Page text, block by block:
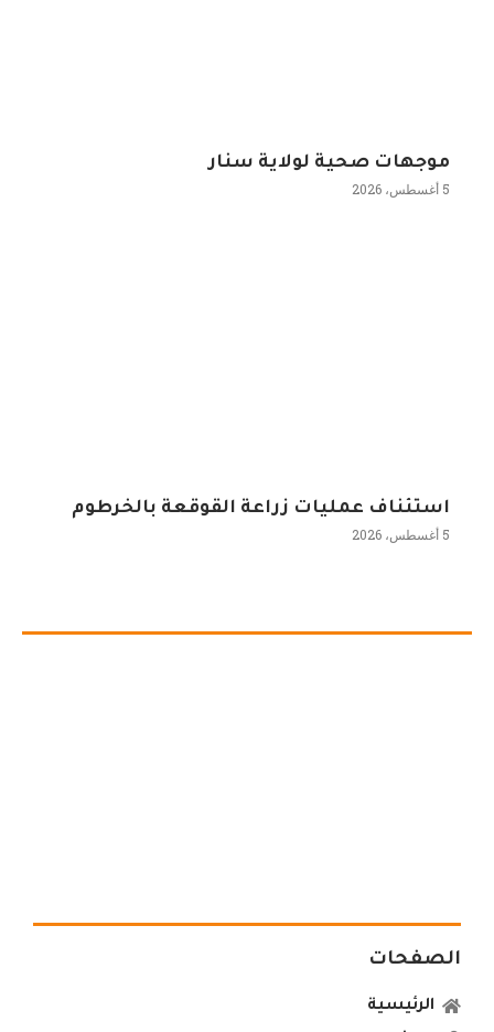
موجهات صحية لولاية سنار
5 أغسطس، 2026
استئناف عمليات زراعة القوقعة بالخرطوم
5 أغسطس، 2026
الصفحات
الرئيسية